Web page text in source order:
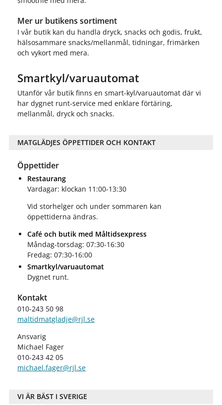
Mer ur butikens sortiment
I vår butik kan du handla dryck, snacks och godis, frukt,
hälsosammare snacks/mellanmål, tidningar, frimärken
och vykort med mera.
Smartkyl/varuautomat
Utanför vår butik finns en smart-kyl/varuautomat där vi
har dygnet runt-service med enklare förtäring,
mellanmål, dryck och snacks.
MATGLÄDJES ÖPPETTIDER OCH KONTAKT
Öppettider
Restaurang
Vardagar: klockan 11:00-13:30
Vid storhelger och under sommaren kan
öppettiderna ändras.
Café och butik med Måltidsexpress
Måndag-torsdag: 07:30-16:30
Fredag: 07:30-16:00
Smartkyl/varuautomat
Dygnet runt.
Kontakt
010-243 50 98
maltidmatgladje@rjl.se
Ansvarig
Michael Fager
010-243 42 05
michael.fager@rjl.se
VI ÄR BÄST I SVERIGE